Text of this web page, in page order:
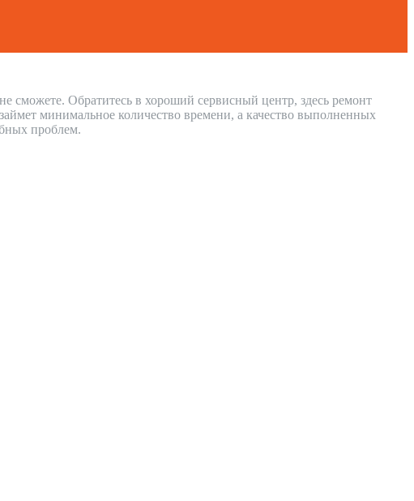
сможете. Обратитесь в хороший сервисный центр, здесь ремонт
минимальное количество времени, а качество выполненных
проблем.